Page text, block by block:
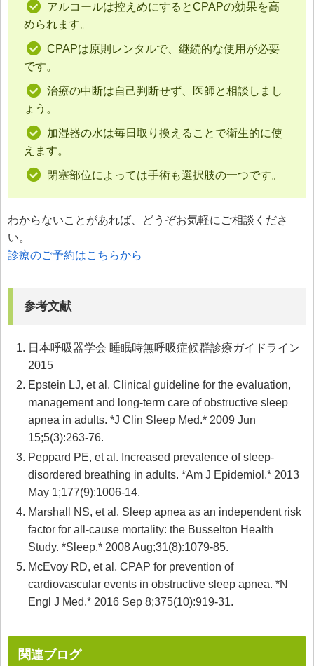
アルコールは控えめにするとCPAPの効果を高
められます。
CPAPは原則レンタルで、継続的な使用が必要
です。
治療の中断は自己判断せず、医師と相談しまし
ょう。
加湿器の水は毎日取り換えることで衛生的に使
えます。
閉塞部位によっては手術も選択肢の一つです。
わからないことがあれば、どうぞお気軽にご相談くださ
い。
診療のご予約はこちらから
参考文献
日本呼吸器学会 睡眠時無呼吸症候群診療ガイドライン
2015
Epstein LJ, et al. Clinical guideline for the evaluation,
management and long-term care of obstructive sleep
apnea in adults. *J Clin Sleep Med.* 2009 Jun
15;5(3):263-76.
Peppard PE, et al. Increased prevalence of sleep-
disordered breathing in adults. *Am J Epidemiol.* 2013
May 1;177(9):1006-14.
Marshall NS, et al. Sleep apnea as an independent risk
factor for all-cause mortality: the Busselton Health
Study. *Sleep.* 2008 Aug;31(8):1079-85.
McEvoy RD, et al. CPAP for prevention of
cardiovascular events in obstructive sleep apnea. *N
Engl J Med.* 2016 Sep 8;375(10):919-31.
関連ブログ